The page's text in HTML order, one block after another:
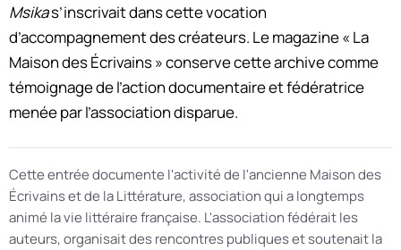
Msikas’inscrivait dans cette vocation
d’accompagnement des créateurs. Le magazine « La
Maison des Écrivains » conserve cette archive comme
témoignage de l’action documentaire et fédératrice
menée par l’association disparue.
Cette entrée documente l'activité de l'ancienne Maison des
Écrivains et de la Littérature, association qui a longtemps
animé la vie littéraire française. L'association fédérait les
auteurs, organisait des rencontres publiques et soutenait la